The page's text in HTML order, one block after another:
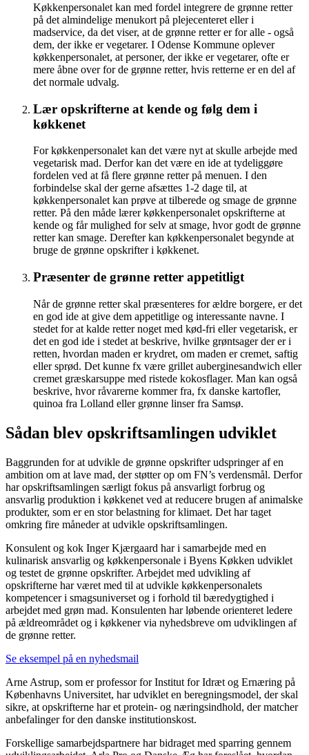
Køkkenpersonalet kan med fordel integrere de grønne retter
på det almindelige menukort på plejecenteret eller i
madservice, da det viser, at de grønne retter er for alle - også
dem, der ikke er vegetarer. I Odense Kommune oplever
køkkenpersonalet, at personer, der ikke er vegetarer, ofte er
mere åbne over for de grønne retter, hvis retterne er en del af
det normale udvalg.
Lær opskrifterne at kende og følg dem i
køkkenet
For køkkenpersonalet kan det være nyt at skulle arbejde med
vegetarisk mad. Derfor kan det være en ide at tydeliggøre
fordelen ved at få flere grønne retter på menuen. I den
forbindelse skal der gerne afsættes 1-2 dage til, at
køkkenpersonalet kan prøve at tilberede og smage de grønne
retter. På den måde lærer køkkenpersonalet opskrifterne at
kende og får mulighed for selv at smage, hvor godt de grønne
retter kan smage. Derefter kan køkkenpersonalet begynde at
bruge de grønne opskrifter i køkkenet.
Præsenter de grønne retter appetitligt
Når de grønne retter skal præsenteres for ældre borgere, er det
en god ide at give dem appetitlige og interessante navne. I
stedet for at kalde retter noget med kød-fri eller vegetarisk, er
det en god ide i stedet at beskrive, hvilke grøntsager der er i
retten, hvordan maden er krydret, om maden er cremet, saftig
eller sprød. Det kunne fx være grillet auberginesandwich eller
cremet græskarsuppe med ristede kokosflager. Man kan også
beskrive, hvor råvarerne kommer fra, fx danske kartofler,
quinoa fra Lolland eller grønne linser fra Samsø.
Sådan blev opskriftsamlingen udviklet
Baggrunden for at udvikle de grønne opskrifter udspringer af en
ambition om at lave mad, der støtter op om FN’s verdensmål. Derfor
har opskriftsamlingen særligt fokus på ansvarligt forbrug og
ansvarlig produktion i køkkenet ved at reducere brugen af animalske
produkter, som er en stor belastning for klimaet. Det har taget
omkring fire måneder at udvikle opskriftsamlingen.
Konsulent og kok Inger Kjærgaard har i samarbejde med en
kulinarisk ansvarlig og køkkenpersonale i Byens Køkken udviklet
og testet de grønne opskrifter. Arbejdet med udvikling af
opskrifterne har været med til at udvikle køkkenpersonalets
kompetencer i smagsuniverset og i forhold til bæredygtighed i
arbejdet med grøn mad. Konsulenten har løbende orienteret ledere
på ældreområdet og i køkkener via nyhedsbreve om udviklingen af
de grønne retter.
Se eksempel på en nyhedsmail
Arne Astrup, som er professor for Institut for Idræt og Ernæring på
Københavns Universitet, har udviklet en beregningsmodel, der skal
sikre, at opskrifterne har et protein- og næringsindhold, der matcher
anbefalinger for den danske institutionskost.
Forskellige samarbejdspartnere har bidraget med sparring gennem